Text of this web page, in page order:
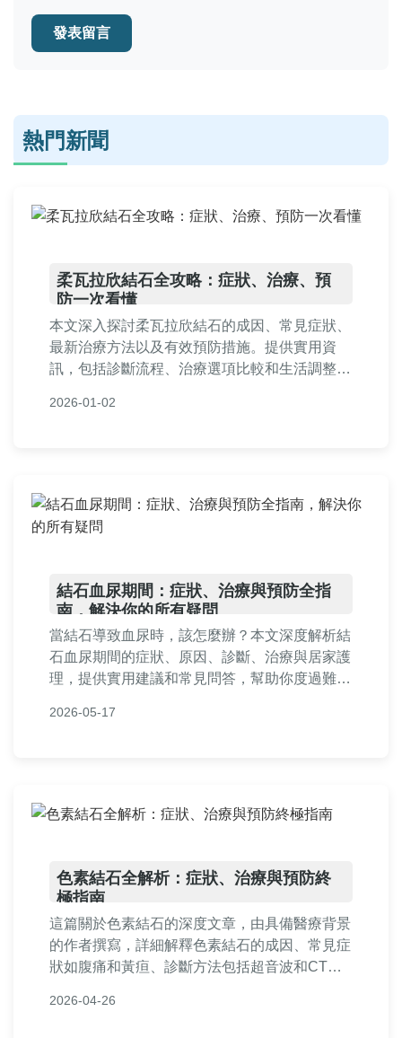
發表留言
熱門新聞
柔瓦拉欣結石全攻略：症狀、治療、預
防一次看懂
本文深入探討柔瓦拉欣結石的成因、常見症狀、
最新治療方法以及有效預防措施。提供實用資
訊，包括診斷流程、治療選項比較和生活調整建
您是患者還是關心健康的人，都能找到有價值的
2026-01-02
結石血尿期間：症狀、治療與預防全指
南，解決你的所有疑問
當結石導致血尿時，該怎麼辦？本文深度解析結
石血尿期間的症狀、原因、診斷、治療與居家護
理，提供實用建議和常見問答，幫助你度過難
題，讓你安心面對泌尿系統健康。
2026-05-17
色素結石全解析：症狀、治療與預防終
極指南
這篇關於色素結石的深度文章，由具備醫療背景
的作者撰寫，詳細解釋色素結石的成因、常見症
狀如腹痛和黃疸、診斷方法包括超音波和CT掃
防技巧。文中包含真實案例分享、常見問答和表
2026-04-26